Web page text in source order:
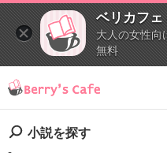
ベリカフ
大人の女性向
無料
小説を探す